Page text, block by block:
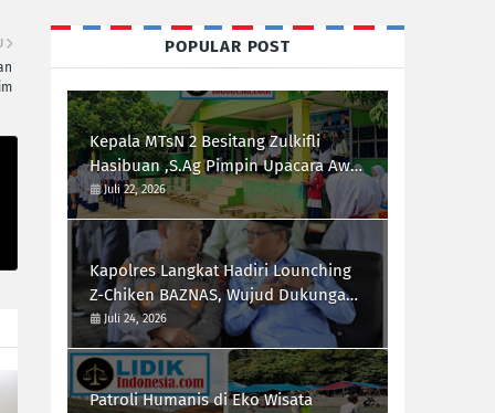
POPULAR POST
Kepala MTsN 2 Besitang Zulkifli
Hasibuan ,S.Ag Pimpin Upacara Awal
Semester,Siapkan Generasi
Berkarakter dan Berprestasi
Juli 22, 2026
Kapolres Langkat Hadiri Lounching
Z-Chiken BAZNAS, Wujud Dukungan
Polri Terhadap Pemberdayaan
Ekonomi Masyarakat
Juli 24, 2026
Patroli Humanis di Eko Wisata